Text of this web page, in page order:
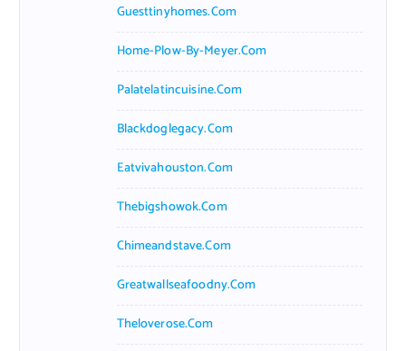
Guesttinyhomes.com
Home-Plow-By-Meyer.com
Palatelatincuisine.com
Blackdoglegacy.com
Eatvivahouston.com
Thebigshowok.com
Chimeandstave.com
Greatwallseafoodny.com
Theloverose.com